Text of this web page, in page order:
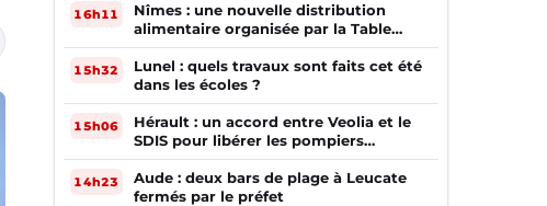
16h11
Nîmes : une nouvelle distribution
alimentaire organisée par la Table
Ouverte
15h32
Lunel : quels travaux sont faits cet été
dans les écoles ?
15h06
Hérault : un accord entre Veolia et le
SDIS pour libérer les pompiers
volontaires
14h23
Aude : deux bars de plage à Leucate
fermés par le préfet